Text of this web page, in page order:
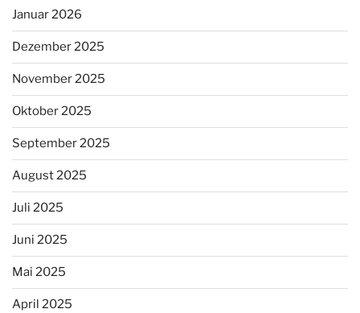
Januar 2026
Dezember 2025
November 2025
Oktober 2025
September 2025
August 2025
Juli 2025
Juni 2025
Mai 2025
April 2025